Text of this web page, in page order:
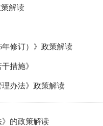
解读
修订）》政策解读
措施》
办法》政策解读
》的政策解读